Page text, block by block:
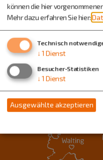
können die hier
Mehr dazu erfahren Sie hier:
Technisch
↓ 1 Dienst
Besucher-Statistiken
↓ 1 Dienst
Ausgewählte akzeptieren